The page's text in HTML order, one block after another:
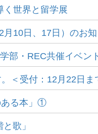
く世界と留学展
10日、17日）のお
部・REC共催イベン
＜受付：12月22日ま
ある本」①
歌」